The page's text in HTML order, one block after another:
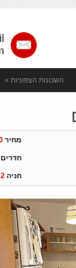
השכונות הצפוניות »
מחיר
חדרים
חניה 2